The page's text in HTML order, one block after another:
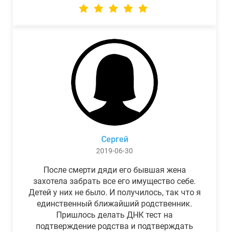
Сергей
2019-06-30
После смерти дяди его бывшая жена
захотела забрать все его имущество себе.
Детей у них не было. И получилось, так что я
единственный ближайший родственник.
Пришлось делать ДНК тест на
подтверждение родства и подтверждать